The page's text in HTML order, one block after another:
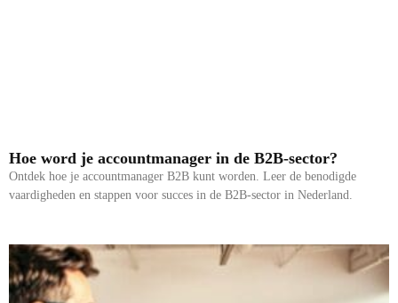
Hoe word je accountmanager in de B2B-sector?
Ontdek hoe je accountmanager B2B kunt worden. Leer de benodigde
vaardigheden en stappen voor succes in de B2B-sector in Nederland.